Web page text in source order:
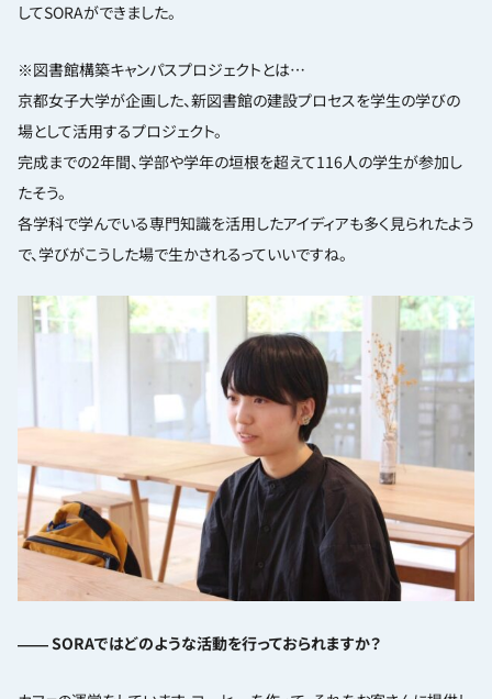
してSORAができました。
※図書館構築キャンパスプロジェクトとは‎…
京都女子大学が企画した、新図書館の建設プロセスを学生の学びの
場として活用するプロジェクト。
完成までの2年間、学部や学年の垣根を超えて116人の学生が参加し
たそう。
各学科で学んでいる専門知識を活用したアイディアも多く見られたよう
で、学びがこうした場で生かされるっていいですね。
―― SORAではどのような活動を行っておられますか？